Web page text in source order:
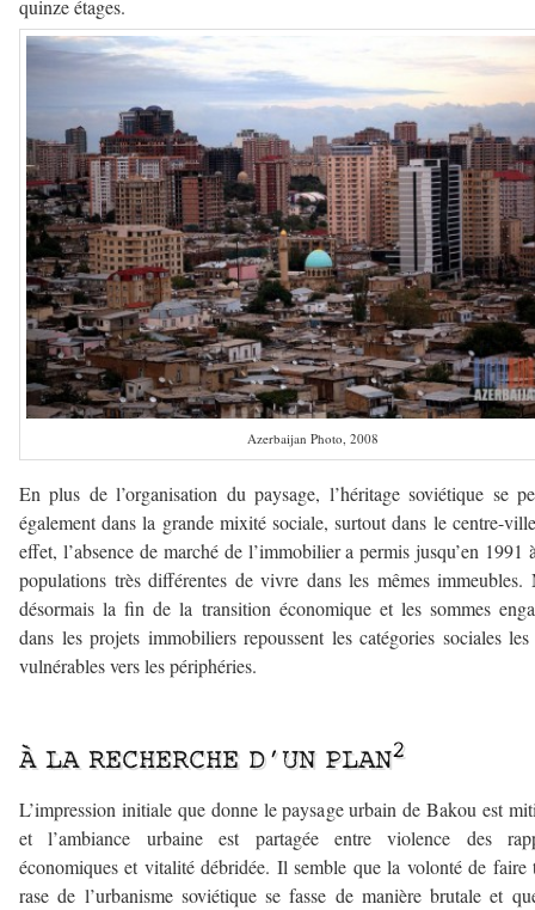
quinze étages.
Azerbaijan Photo, 2008
En plus de l’organisation du paysage, l’héritage soviétique se
également dans la grande mixité sociale, surtout dans le centre-
effet, l’absence de marché de l’immobilier a permis jusqu’en 1991
populations très différentes de vivre dans les mêmes immeubles.
désormais la fin de la transition économique et les sommes
dans les projets immobiliers repoussent les catégories sociales
vulnérables vers les périphéries.
À LA RECHERCHE D’UN PLAN2
L’impression initiale que donne le paysage urbain de Bakou est
et l’ambiance urbaine est partagée entre violence des
économiques et vitalité débridée. Il semble que la volonté de faire
rase de l’urbanisme soviétique se fasse de manière brutale et